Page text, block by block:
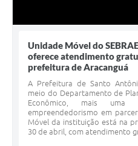
Unidade Móvel do SEBRAE
oferece atendimento
prefeitura de Aracanguá
A Prefeitura de Santo
meio do Departamento de
Econômico, mais
empreendedorismo em
Móvel da instituição está na
30 de abril, com atendimento